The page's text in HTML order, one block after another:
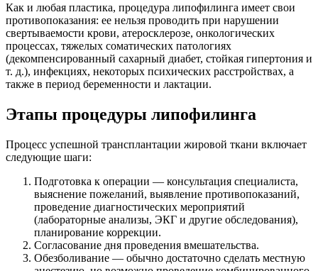
Как и любая пластика, процедура липофилинга имеет свои
противопоказания: ее нельзя проводить при нарушении
свертываемости крови, атеросклерозе, онкологических
процессах, тяжелых соматических патологиях
(декомпенсированный сахарный диабет, стойкая гипертония и
т. д.), инфекциях, некоторых психических расстройствах, а
также в период беременности и лактации.
Этапы процедуры липофилинга
Процесс успешной трансплантации жировой ткани включает
следующие шаги:
Подготовка к операции — консультация специалиста,
выяснение пожеланий, выявление противопоказаний,
проведение диагностических мероприятий
(лабораторные анализы, ЭКГ и другие обследования),
планирование коррекции.
Согласование дня проведения вмешательства.
Обезболивание — обычно достаточно сделать местную